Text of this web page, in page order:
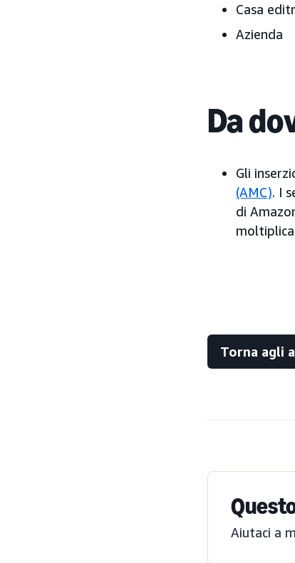
Casa
Azienda
Da
Gli
(AMC). I
di
Torna agli
Aiutaci a